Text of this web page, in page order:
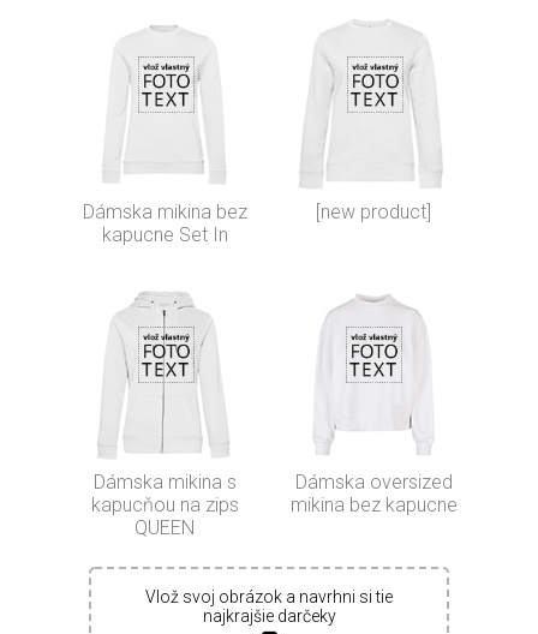
Dámska mikina bez
kapucne Set In
[new product]
Dámska mikina s
kapucňou na zips
QUEEN
Dámska oversized
mikina bez kapucne
Vlož svoj obrázok a navrhni si tie
najkrajšie darčeky